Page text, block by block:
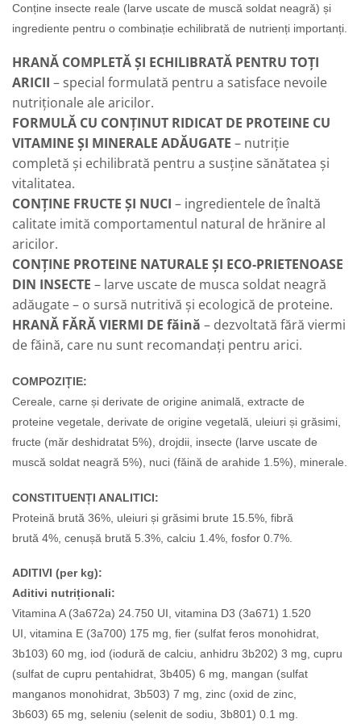
Conține insecte reale (larve uscate de muscă soldat neagră) și
ingrediente pentru o combinație echilibrată de nutrienți importanți.
HRANĂ COMPLETĂ ȘI ECHILIBRATĂ PENTRU TOȚI
ARICII – special formulată pentru a satisface nevoile
nutriționale ale aricilor.
FORMULĂ CU CONȚINUT RIDICAT DE PROTEINE CU
VITAMINE ȘI MINERALE ADĂUGATE – nutriție
completă și echilibrată pentru a susține sănătatea și
vitalitatea.
CONȚINE FRUCTE ȘI NUCI – ingredientele de înaltă
calitate imită comportamentul natural de hrănire al
aricilor.
CONȚINE PROTEINE NATURALE ȘI ECO-PRIETENOASE
DIN INSECTE – larve uscate de musca soldat neagră
adăugate – o sursă nutritivă și ecologică de proteine.
HRANĂ FĂRĂ VIERMI DE făină – dezvoltată fără viermi
de făină, care nu sunt recomandați pentru arici.
COMPOZIȚIE:
Cereale, carne și derivate de origine animală , extracte de
proteine vegetale, derivate de origine vegetală, uleiuri și grăsimi,
fructe (măr deshidratat 5%), drojdii, insecte (larve uscate de
muscă soldat neagră 5%), nuci (făină de arahide 1.5%), minerale.
CONSTITUENȚI ANALITICI:
Proteină brută 36%, uleiuri și grăsimi brute 15.5%, fibră
brută 4%, cenușă brută 5.3%, calciu 1.4%, fosfor 0.7%.
ADITIVI (per kg):
Aditivi nutriționali:
Vitamina A (3a672a) 24.750 UI, vitamina D3 (3a671) 1.520
UI, vitamina E (3a700) 175 mg, fier (sulfat feros monohidrat,
3b103) 60 mg, iod (iodură de calciu, anhidru 3b202) 3 mg, cupru
(sulfat de cupru pentahidrat, 3b405) 6 mg, mangan (sulfat
manganos monohidrat, 3b503) 7 mg, zinc (oxid de zinc,
3b603) 65 mg, seleniu (selenit de sodiu, 3b801) 0.1 mg.